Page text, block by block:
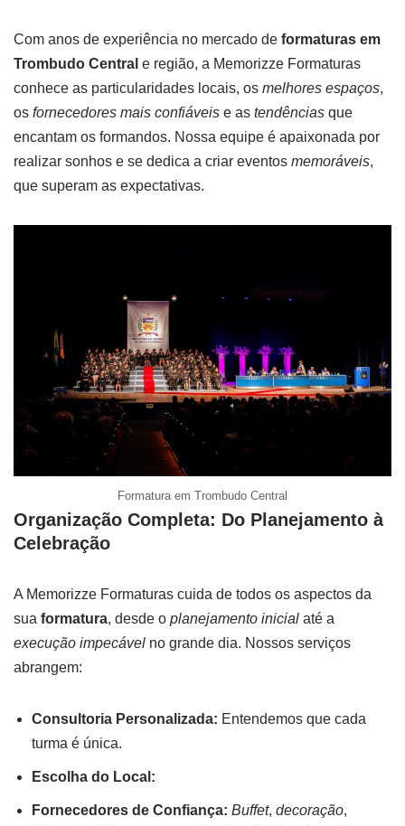
Com anos de experiência no mercado de formaturas em
Trombudo Central e região, a Memorizze Formaturas
conhece as particularidades locais, os melhores espaços,
os fornecedores mais confiáveis e as tendências que
encantam os formandos. Nossa equipe é apaixonada por
realizar sonhos e se dedica a criar eventos memoráveis,
que superam as expectativas.
Formatura em Trombudo Central
Organização Completa: Do Planejamento à
Celebração
A Memorizze Formaturas cuida de todos os aspectos da
sua formatura, desde o planejamento inicial até a
execução impecável no grande dia. Nossos serviços
abrangem:
Consultoria Personalizada: Entendemos que cada
turma é única.
Escolha do Local:
Fornecedores de Confiança: Buffet, decoração,